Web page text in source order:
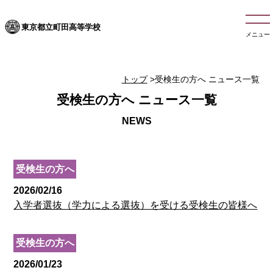
東京都立町田高等学校
メニュー
トップ>受検生の方へ ニュース一覧
受検生の方へ ニュース一覧
受検生の方へ
2026/02/16
入学者選抜（学力による選抜）を受ける受検生の皆様へ
受検生の方へ
2026/01/23